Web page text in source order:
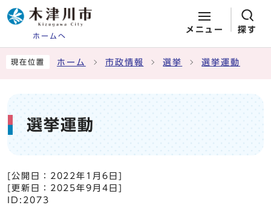
ホームへ
メニュー 探す
現在位置 ホーム 市政情報 選挙 選挙運動
選挙運動
[公開日： 2022年1月6日
[更新日： 2025年9月4日
ID:2073